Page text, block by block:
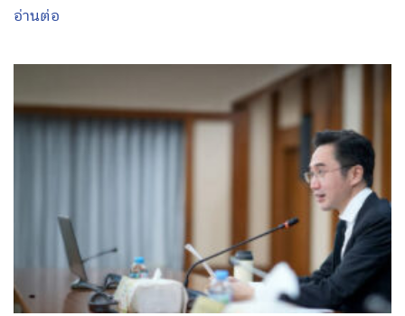
อ่านต่อ